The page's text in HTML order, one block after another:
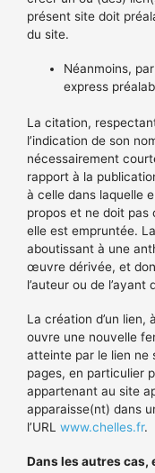
présent site doit
du site.
Néanmoins,
express
La citation,
l’indication de son
nécessairement
rapport à la
à celle dans laquelle
propos et ne doit pas
elle est empruntée.
aboutissant à une
œuvre dérivée, et
l’auteur ou de l’ayant
La création d’un lien,
ouvre une nouvelle
atteinte par le lien ne
pages, en particulier
appartenant au site
apparaisse(nt) dans
l’URL www.chelles.fr.
Dans les autres cas,